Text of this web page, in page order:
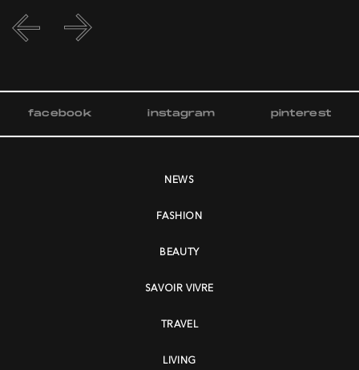
facebook instagram pinterest
NEWS
FASHION
BEAUTY
SAVOIR VIVRE
TRAVEL
LIVING